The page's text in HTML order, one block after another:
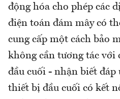
động hóa cho phép các
điện toán đám mây có
cung cấp một cách bảo
không cần tương tác với
đầu cuối - nhận biết
thiết bị đầu cuối có kết